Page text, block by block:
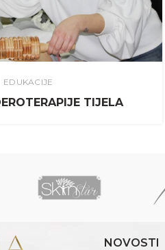
EDUKACIJE
TIJELA
NOVOSTI